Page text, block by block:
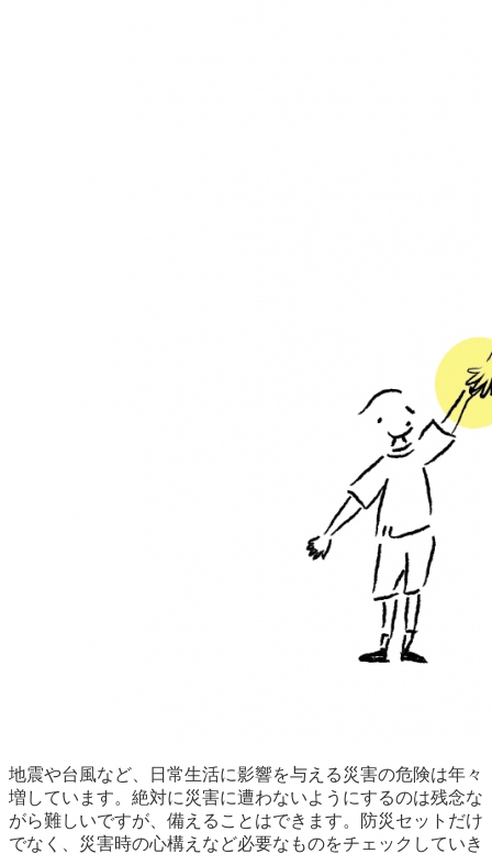
地震や台風など、日常生活に影響を与える災害の危険は年々
増しています。絶対に災害に遭わないようにするのは残念な
がら難しいですが、備えることはできます。防災セットだけ
でなく、災害時の心構えなど必要なものをチェックしていき